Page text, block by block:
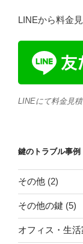
LINEから料金
LINEにて料金見
鍵のトラブル事例
その他 (2)
その他の鍵 (5)
オフィス・生